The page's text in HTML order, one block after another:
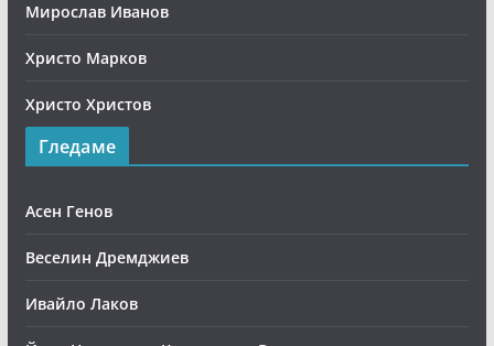
Мирослав Иванов
Христо Марков
Христо Христов
Гледаме
Асен Генов
Веселин Дремджиев
Ивайло Лаков